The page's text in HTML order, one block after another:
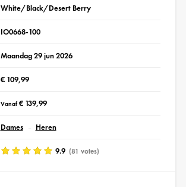
White/Black/Desert Berry
IO0668-100
Maandag 29 jun 2026
€ 109,99
Vanaf€ 139,99
Dames Heren
9.9 (81 votes)